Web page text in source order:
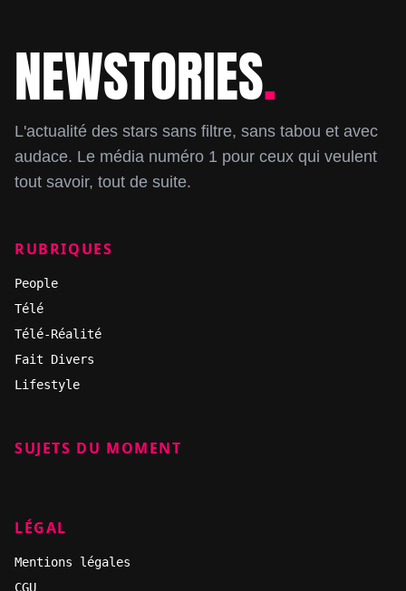
Footer
NEWSTORIES.
L'actualité des stars sans filtre, sans tabou et avec
audace. Le média numéro 1 pour ceux qui veulent
tout savoir, tout de suite.
RUBRIQUES
People
Télé
Télé-Réalité
Fait Divers
Lifestyle
SUJETS DU MOMENT
LÉGAL
Mentions légales
CGU